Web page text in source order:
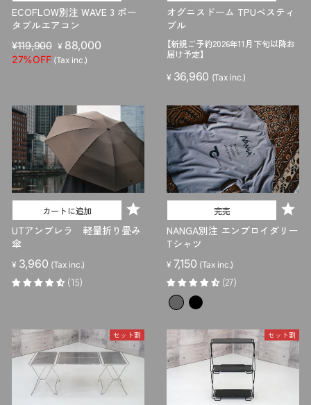
ECOFLOW別注 WAVE 3 ポー
タブルエアコン
販
売
¥119,900 セ
ー
¥ 88,000
27%OFF (Tax inc.)
オグニスドーム TPUベスティ
ブル
【新規ご予約2026年11月下旬以降お
届け予定】
¥ 36,960 (Tax inc.)
カートに追加
UTアンブレラ 軽量折り畳み
傘
¥ 3,960 (Tax inc.)
(15)
完売
NANGA別注 エンブロイダリー
Tシャツ
¥ 7,150 (Tax inc.)
(27)
セット割 セット割